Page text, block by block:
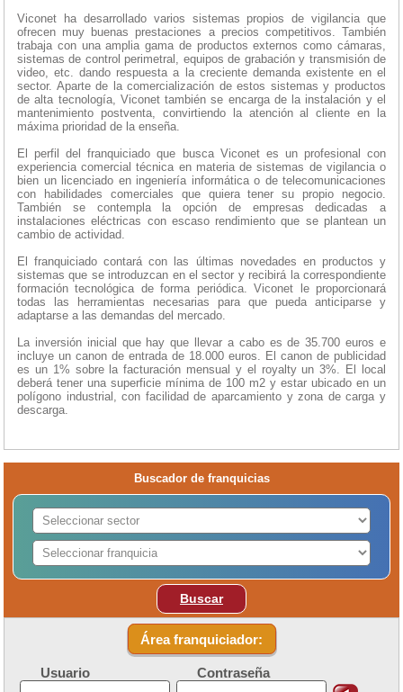
Viconet ha desarrollado varios sistemas propios de vigilancia que
ofrecen muy buenas prestaciones a precios competitivos. También
trabaja con una amplia gama de productos externos como cámaras,
sistemas de control perimetral, equipos de grabación y transmisión de
video, etc. dando respuesta a la creciente demanda existente en el
sector. Aparte de la comercialización de estos sistemas y productos
de alta tecnología, Viconet también se encarga de la instalación y el
mantenimiento postventa, convirtiendo la atención al cliente en la
máxima prioridad de la enseña.
El perfil del franquiciado que busca Viconet es un profesional con
experiencia comercial técnica en materia de sistemas de vigilancia o
bien un licenciado en ingeniería informática o de telecomunicaciones
con habilidades comerciales que quiera tener su propio negocio.
También se contempla la opción de empresas dedicadas a
instalaciones eléctricas con escaso rendimiento que se plantean un
cambio de actividad.
El franquiciado contará con las últimas novedades en productos y
sistemas que se introduzcan en el sector y recibirá la correspondiente
formación tecnológica de forma periódica. Viconet le proporcionará
todas las herramientas necesarias para que pueda anticiparse y
adaptarse a las demandas del mercado.
La inversión inicial que hay que llevar a cabo es de 35.700 euros e
incluye un canon de entrada de 18.000 euros. El canon de publicidad
es un 1% sobre la facturación mensual y el royalty un 3%. El local
deberá tener una superficie mínima de 100 m2 y estar ubicado en un
polígono industrial, con facilidad de aparcamiento y zona de carga y
descarga.
Buscador de franquicias
Buscar
Área franquiciador:
Usuario Contraseña